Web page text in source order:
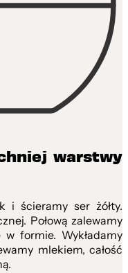
warstwy
i ścieramy ser żółty.
Połową zalewamy
formie. Wykładamy
mlekiem, całość